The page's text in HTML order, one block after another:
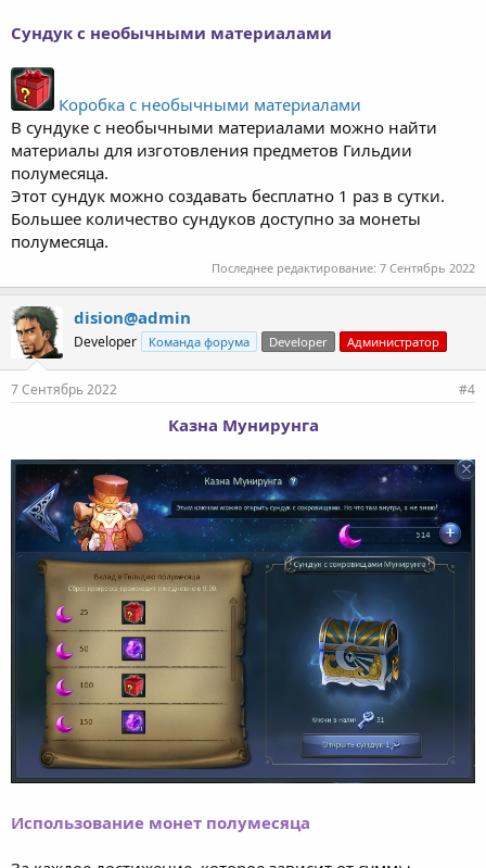
Сундук с необычными материалами
Коробка с необычными материалами
В сундуке с необычными материалами можно найти
материалы для изготовления предметов Гильдии
полумесяца.
Этот сундук можно создавать бесплатно 1 раз в сутки.
Большее количество сундуков доступно за монеты
полумесяца.
Последнее редактирование: 7 Сентябрь 2022
dision@admin
Developer Команда форума Developer Администратор
7 Сентябрь 2022 #4
Казна Мунирунга
Использование монет полумесяца